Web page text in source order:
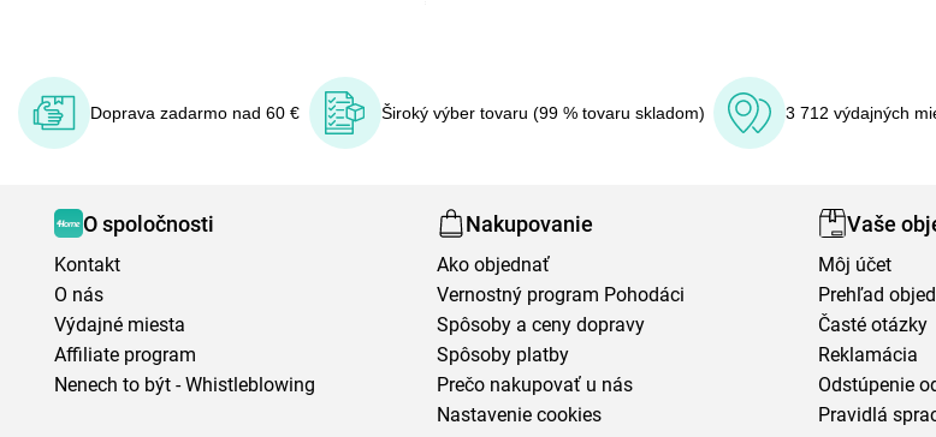
Doprava zadarmo nad 60 € Široký výber tovaru (99 % tovaru skladom) 3 712 výdajných
O spoločnosti
Kontakt
O nás
Výdajné miesta
Affiliate program
Nenech to být - Whistleblowing
Nakupovanie
Ako objednať
Vernostný program Pohodáci
Spôsoby a ceny dopravy
Spôsoby platby
Prečo nakupovať u nás
Nastavenie cookies
Vaše
Môj účet
Prehľad
Časté otázky
Reklamácia
Odstúpenie
Pravidlá